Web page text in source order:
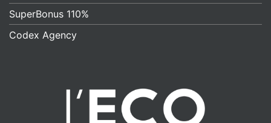
SuperBonus 110%
Codex Agency